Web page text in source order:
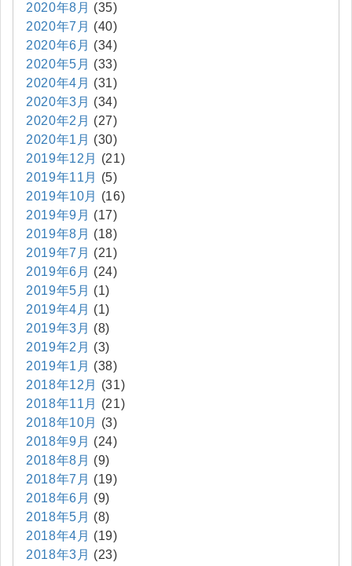
2020年8月 (35)
2020年7月 (40)
2020年6月 (34)
2020年5月 (33)
2020年4月 (31)
2020年3月 (34)
2020年2月 (27)
2020年1月 (30)
2019年12月
(21)
2019年11月
(5)
2019年10月
(16)
2019年9月 (17)
2019年8月 (18)
2019年7月 (21)
2019年6月 (24)
2019年5月 (1)
2019年4月 (1)
2019年3月 (8)
2019年2月 (3)
2019年1月 (38)
2018年12月
(31)
2018年11月
(21)
2018年10月
(3)
2018年9月 (24)
2018年8月 (9)
2018年7月 (19)
2018年6月 (9)
2018年5月 (8)
2018年4月 (19)
2018年3月 (23)